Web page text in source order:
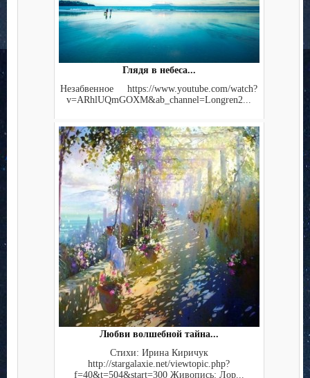
Глядя в небеса...
Незабвенное https://www.youtube.com/watch?
v=ARhlUQmGOXM&ab_channel=Longren2...
Любви волшебной тайна...
Стихи: Ирина Киричук
http://stargalaxie.net/viewtopic.php?
f=40&t=504&start=300 Живопись: Лор...